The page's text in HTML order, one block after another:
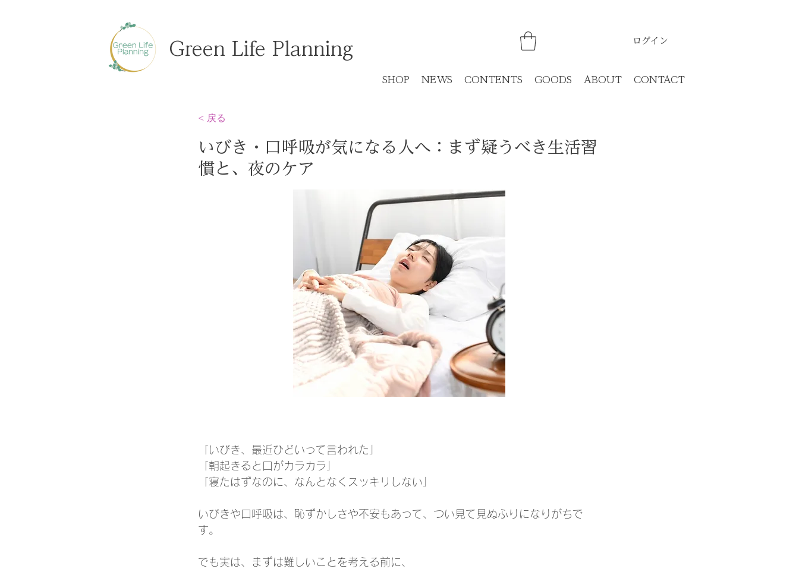
Green Life Planning ログイン
SHOP NEWS CONTENTS GOODS ABOUT CONTACT
< 戻る
いびき・口呼吸が気になる人へ：まず疑うべき生活習
慣と、夜のケア
「いびき、最近ひどいって言われた」
「朝起きると口がカラカラ」
「寝たはずなのに、なんとなくスッキリしない」
いびきや口呼吸は、恥ずかしさや不安もあって、つい見て見ぬふりになりがちで
す。
でも実は、まずは難しいことを考える前に、